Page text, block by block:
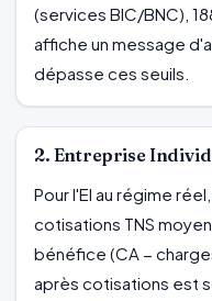
(services BIC/BNC),
affiche un message
dépasse ces seuils.
2. Entreprise
Pour l'EI au régime
cotisations TNS
bénéfice (CA −
après cotisations est